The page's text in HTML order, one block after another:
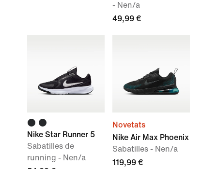
- Nen/a
49,99 €
Nike Star Runner 5
Sabatilles de
running - Nen/a
Novetats
Nike Air Max Phoenix
Sabatilles - Nen/a
119,99 €